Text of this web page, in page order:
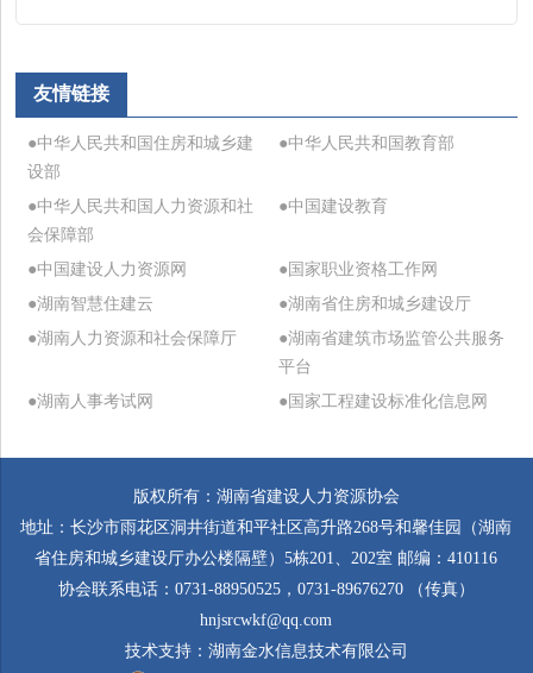
友情链接
●中华人民共和国住房和城乡建
设部
●中华人民共和国教育部
●中华人民共和国人力资源和社
会保障部
●中国建设教育
●中国建设人力资源网
●国家职业资格工作网
●湖南智慧住建云
●湖南省住房和城乡建设厅
●湖南人力资源和社会保障厅
●湖南省建筑市场监管公共服务
平台
●湖南人事考试网
●国家工程建设标准化信息网
版权所有：湖南省建设人力资源协会
地址：长沙市雨花区洞井街道和平社区高升路268号和馨佳园（湖南
省住房和城乡建设厅办公楼隔壁）5栋201、202室 邮编：410116
协会联系电话：0731-88950525，0731-89676270 （传真）
hnjsrcwkf@qq.com
技术支持： 湖南金水信息技术有限公司